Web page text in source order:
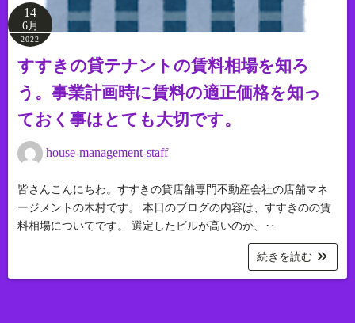
14
6月
2022
すすきの貸テナントの賃料相場を知ろ
う。事業計画時に賃料の適正価格を知っ
ておく事はとても大切です。
house-management-staff
皆さんこんにちわ。すすきの貸店舗専門不動産会社の店舗マネ
ージメントの木村です。 本日のブログの内容は、すすきのの賃
料相場についてです。 選定したビルが高いのか、‥
続きを読む